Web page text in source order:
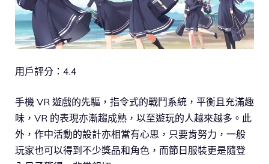
用戶評分：4.4
手機 VR 遊戲的先驅，指令式的戰鬥系統，平衡且充滿趣
味，VR 的表現亦漸趨成熟，以至遊玩的人越來越多。此
外，作中活動的設計亦相當有心思，只要肯努力，一般
玩家也可以得到不少獎品和角色，而節日服裝更是隨登